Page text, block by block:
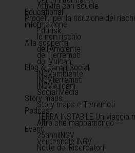
Attività con scuole
Educational
Progetti per la riduzione del
informazione
Edurisk
Io non rischio
Alla scoperta
dell'Ambiente
dei Terremoti
dei Vulcani
Blog & Canali Social
INGVambiente
INGVterremoti
INGVvulcani
Social Media
Story maps
Story maps e Terremoti
Podcast
TERRA INSTABILE Un
Altro che mappamondo
Eventi
25anniINGV
Ventennale INGV
Notte dei Ricercatori